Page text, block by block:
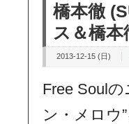
橋本徹
ス＆橋
2013-12-15 (日)
Free Soul
ン・メロウ